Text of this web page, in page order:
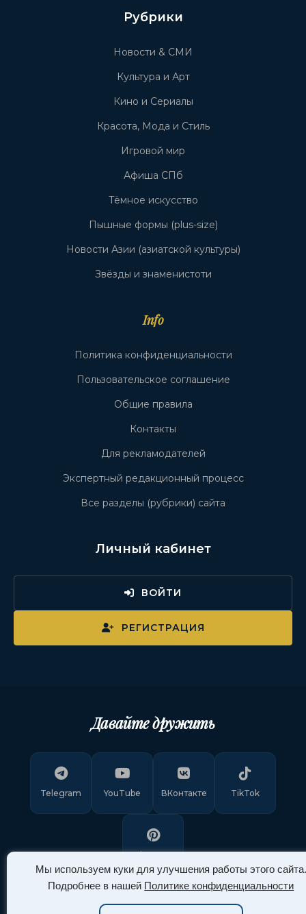
Мы используем куки для улучшения работы этого сайта.
Подробнее в нашей Политике конфиденциальности
Рубрики
Новости & СМИ
Культура и Арт
Кино и Сериалы
Красота, Мода и Стиль
Игровой мир
Афиша СПб
Тёмное искусство
Пышные формы (plus-size)
Новости Азии (азиатской культуры)
Звёзды и знаменистоти
Info
Политика конфиденциальности
Пользовательское соглашение
Общие правила
Контакты
Для рекламодателей
Экспертный редакционный процесс
Все разделы (рубрики) сайта
Личный кабинет
ВОЙТИ
РЕГИСТРАЦИЯ
Давайте дружить
Telegram YouTube ВКонтакте TikTok
Pinterest